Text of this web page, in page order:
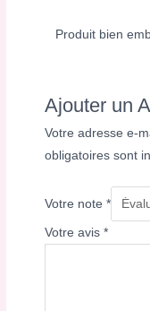
Produit bien
Ajouter un
Votre adresse e-
obligatoires sont
Votre note*
Votre avis*